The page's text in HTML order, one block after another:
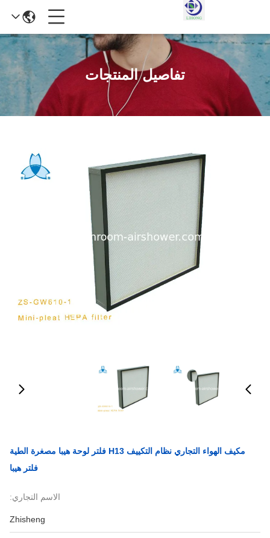
تفاصيل المنتجات
مكيف الهواء التجاري نظام التكييف H13 فلتر لوحة هيبا مصغرة الطية
فلتر هيبا
الاسم التجاري:
Zhisheng